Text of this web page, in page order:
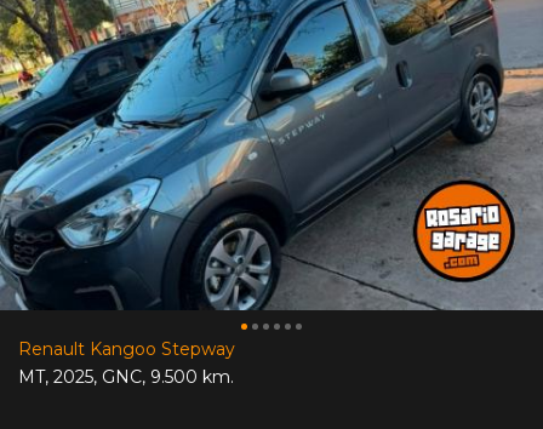
Renault Kangoo Stepway
MT, 2025, GNC, 9.500 km.